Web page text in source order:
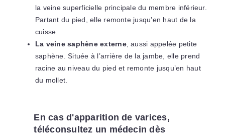
la veine superficielle principale du membre inférieur.
Partant du pied, elle remonte jusqu’en haut de la
cuisse.
La veine saphène externe, aussi appelée petite
saphène. Située à l’arrière de la jambe, elle prend
racine au niveau du pied et remonte jusqu’en haut
du mollet.
En cas d'apparition de varices,
téléconsultez un médecin dès